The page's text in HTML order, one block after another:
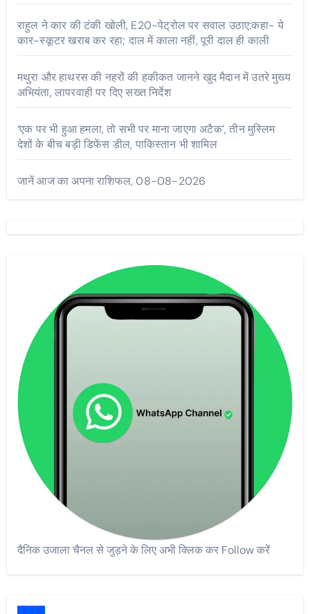
राहुल ने कार की टंकी खोली, E20-पेट्रोल पर सवाल उठाए:कहा- ये
कार-स्कूटर खराब कर रहा; दाल में काला नहीं, पूरी दाल ही काली
मथुरा और हाथरस की नहरों की हकीकत जानने खुद मैदान में उतरे मुख्य
अभियंता, लापरवाही पर दिए सख्त निर्देश
‘एक पर भी हुआ हमला, तो सभी पर माना जाएगा अटैक’, तीन मुस्लिम
देशों के बीच बड़ी डिफेंस डील, पाकिस्तान भी शामिल
जानें आज का अपना राशिफल, 08-08-2026
दैनिक उजाला चैनल से जुड़ने के लिए अभी क्लिक कर Follow करें